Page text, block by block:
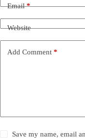
Email*
Website
Add Comment *
Save my name, email